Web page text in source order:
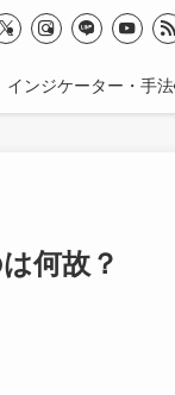
インジケーター・手法
何故？